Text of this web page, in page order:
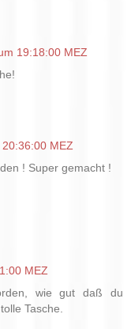
19:18:00 MEZ
MEZ
! Super gemacht !
MEZ
wie gut daß du
Tasche.